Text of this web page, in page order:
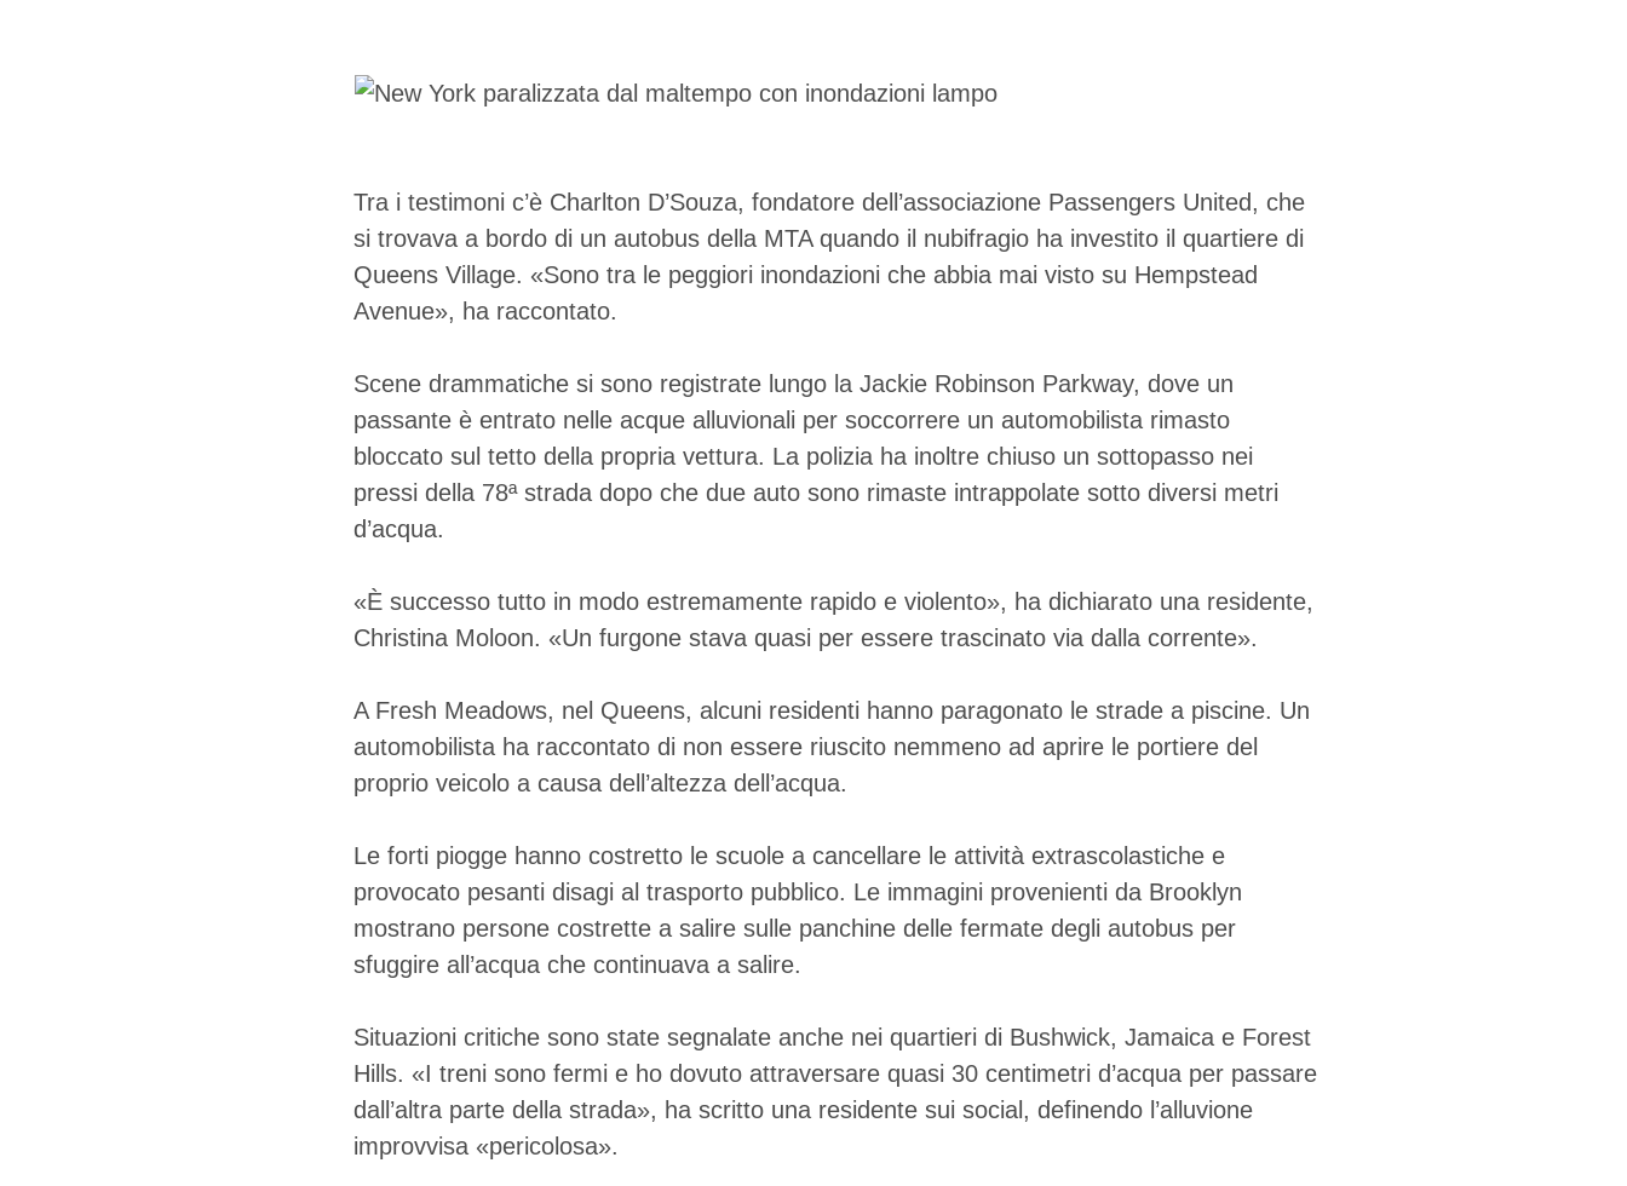
Tra i testimoni c’è Charlton D’Souza, fondatore dell’associazione Passengers United, che
si trovava a bordo di un autobus della MTA quando il nubifragio ha investito il quartiere di
Queens Village. «Sono tra le peggiori inondazioni che abbia mai visto su Hempstead
Avenue», ha raccontato.
Scene drammatiche si sono registrate lungo la Jackie Robinson Parkway, dove un
passante è entrato nelle acque alluvionali per soccorrere un automobilista rimasto
bloccato sul tetto della propria vettura. La polizia ha inoltre chiuso un sottopasso nei
pressi della 78ª strada dopo che due auto sono rimaste intrappolate sotto diversi metri
d’acqua.
«È successo tutto in modo estremamente rapido e violento», ha dichiarato una residente,
Christina Moloon. «Un furgone stava quasi per essere trascinato via dalla corrente».
A Fresh Meadows, nel Queens, alcuni residenti hanno paragonato le strade a piscine. Un
automobilista ha raccontato di non essere riuscito nemmeno ad aprire le portiere del
proprio veicolo a causa dell’altezza dell’acqua.
Le forti piogge hanno costretto le scuole a cancellare le attività extrascolastiche e
provocato pesanti disagi al trasporto pubblico. Le immagini provenienti da Brooklyn
mostrano persone costrette a salire sulle panchine delle fermate degli autobus per
sfuggire all’acqua che continuava a salire.
Situazioni critiche sono state segnalate anche nei quartieri di Bushwick, Jamaica e Forest
Hills. «I treni sono fermi e ho dovuto attraversare quasi 30 centimetri d’acqua per passare
dall’altra parte della strada», ha scritto una residente sui social, definendo l’alluvione
improvvisa «pericolosa».